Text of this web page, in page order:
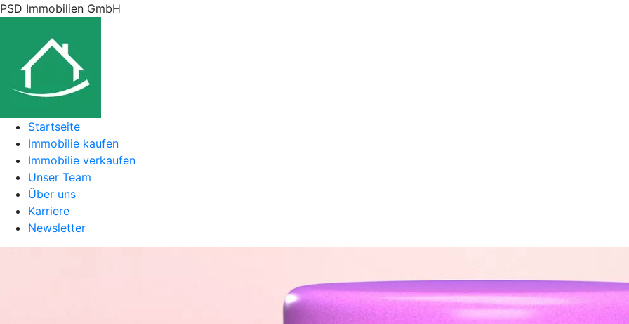
PSD Immobilien GmbH
Startseite
Immobilie kaufen
Immobilie verkaufen
Unser Team
Über uns
Karriere
Newsletter